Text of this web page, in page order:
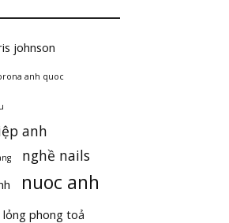
johnson
anh quoc
anh
nghề nails
nuoc anh
lỏng phong toả